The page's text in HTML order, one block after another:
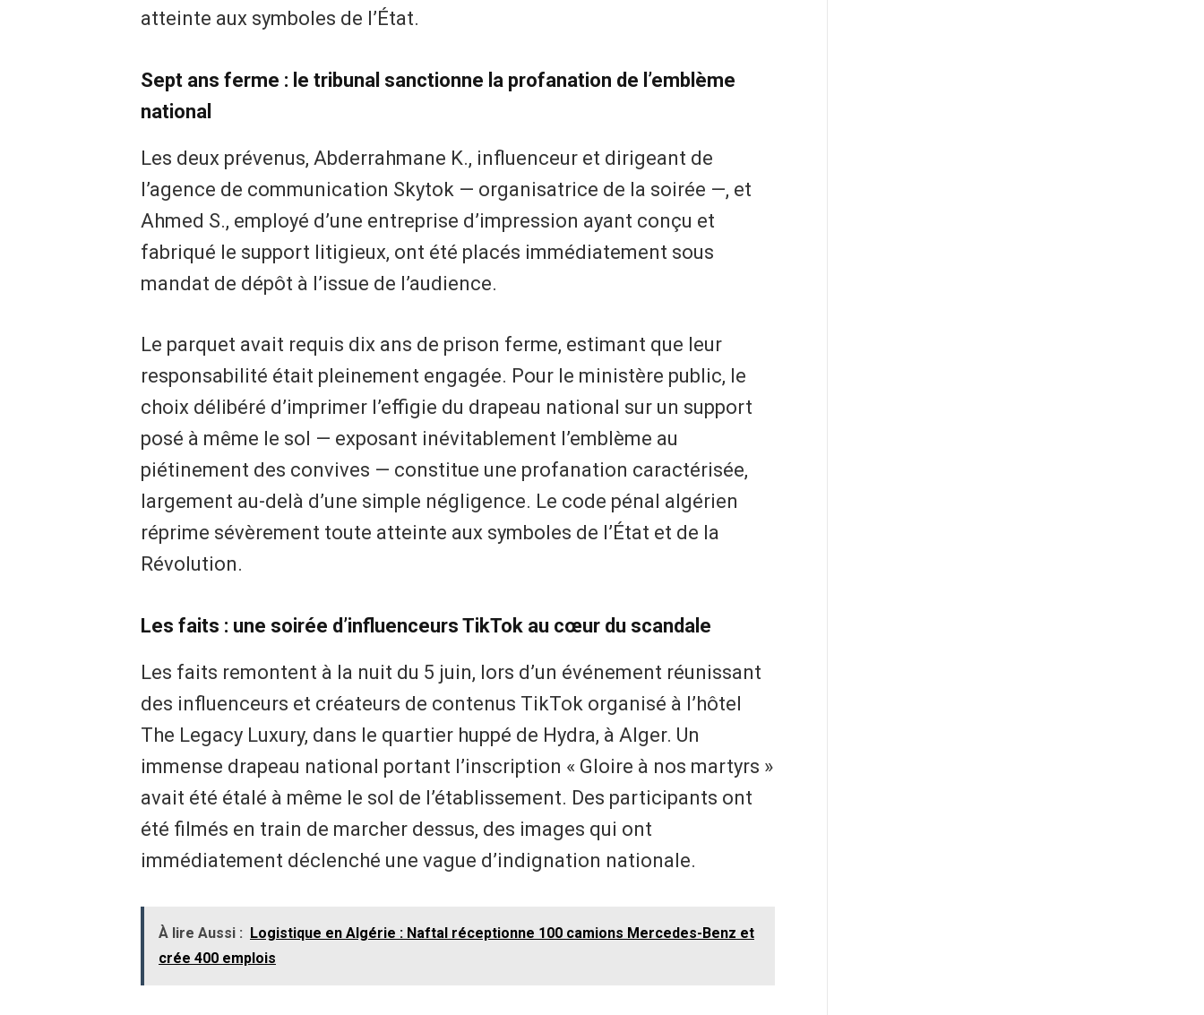
atteinte aux symboles de l’État.
Sept ans ferme : le tribunal sanctionne la profanation de l’emblème
national
Les deux prévenus, Abderrahmane K., influenceur et dirigeant de
l’agence de communication Skytok — organisatrice de la soirée —, et
Ahmed S., employé d’une entreprise d’impression ayant conçu et
fabriqué le support litigieux, ont été placés immédiatement sous
mandat de dépôt à l’issue de l’audience.
Le parquet avait requis dix ans de prison ferme, estimant que leur
responsabilité était pleinement engagée. Pour le ministère public, le
choix délibéré d’imprimer l’effigie du drapeau national sur un support
posé à même le sol — exposant inévitablement l’emblème au
piétinement des convives — constitue une profanation caractérisée,
largement au-delà d’une simple négligence. Le code pénal algérien
réprime sévèrement toute atteinte aux symboles de l’État et de la
Révolution.
Les faits : une soirée d’influenceurs TikTok au cœur du scandale
Les faits remontent à la nuit du 5 juin, lors d’un événement réunissant
des influenceurs et créateurs de contenus TikTok organisé à l’hôtel
The Legacy Luxury, dans le quartier huppé de Hydra, à Alger. Un
immense drapeau national portant l’inscription « Gloire à nos martyrs »
avait été étalé à même le sol de l’établissement. Des participants ont
été filmés en train de marcher dessus, des images qui ont
immédiatement déclenché une vague d’indignation nationale.
À lire Aussi : Logistique en Algérie : Naftal réceptionne 100 camions Mercedes-Benz et
crée 400 emplois